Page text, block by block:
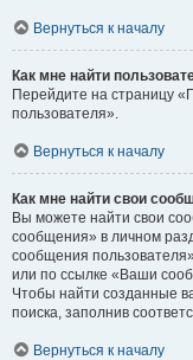
Вернуться к началу
Как мне найти
Перейдите на страницу
пользователя».
Вернуться к началу
Как мне найти свои
Вы можете найти свои
сообщения» в личном
сообщения
или по ссылке «Ваши
Чтобы найти созданные
поиска, заполнив
Вернуться к началу